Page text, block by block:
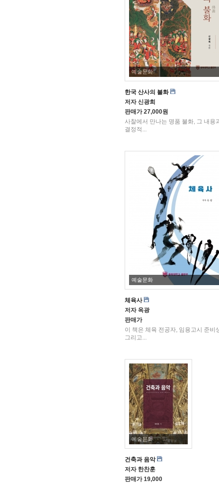
예술문화
한국 산사의 불화
저자신광희
판매가27,000원
사찰에서 만나는 명품 불화, 그 내용
결정적...
예술문화
체육사
저자옥광
판매가
이 책은 체육 전공자, 임용고시 준비
그리고...
예술문화
건축과 음악
저자한찬훈
판매가19,000